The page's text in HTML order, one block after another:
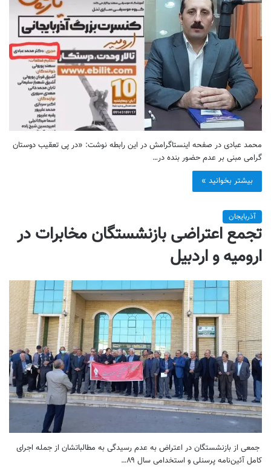
محمد عبادی در صفحه اینستاگرامش در این رابطه نوشت: «در پی تعقیب دوستان
گرامی مبنی بر عدم حضور بنده در…
بیشتر بخوانید »
آذربایجان
تجمع اعتراضی بازنشستگان مخابرات در
ارومیه و اردبیل
جمعی از بازنشستگان در اعتراض به عدم‌ رسیدگی به مطالباتشان از جمله اجرای
کامل آئین‌نامه پرسنلی و استخدامی سال ۸۹…